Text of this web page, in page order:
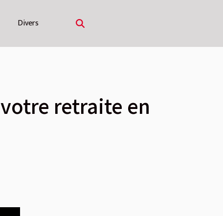
Divers
retraite en